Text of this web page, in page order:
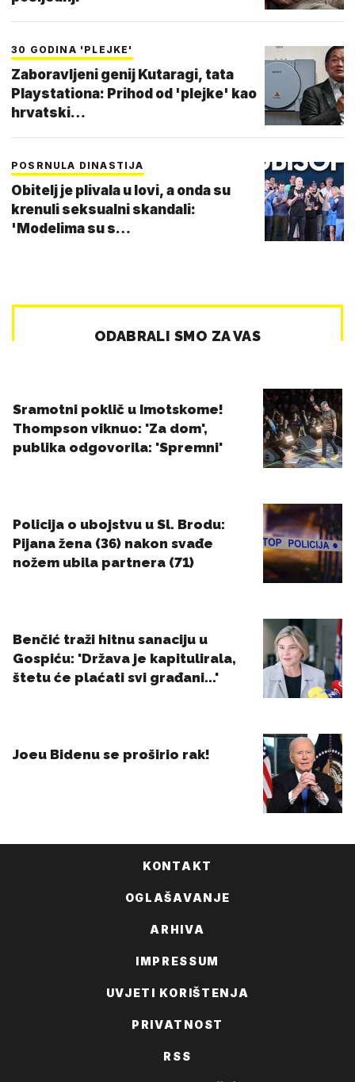
30 GODINA 'PLEJKE'
Zaboravljeni genij Kutaragi, tata
Playstationa: Prihod od 'plejke' kao
hrvatski…
POSRNULA DINASTIJA
Obitelj je plivala u lovi, a onda su
krenuli seksualni skandali:
'Modelima su s…
KONTAKT
OGLAŠAVANJE
ARHIVA
IMPRESSUM
UVJETI KORIŠTENJA
PRIVATNOST
RSS